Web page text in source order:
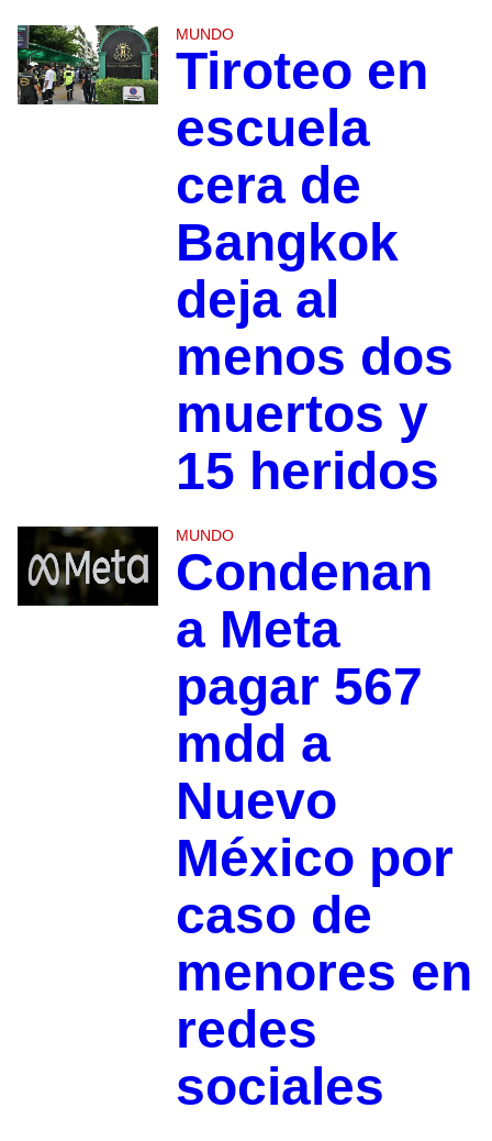
MUNDO
Tiroteo en
escuela
cera de
Bangkok
deja al
menos dos
muertos y
15 heridos
MUNDO
Condenan
a Meta
pagar 567
mdd a
Nuevo
México por
caso de
menores en
redes
sociales